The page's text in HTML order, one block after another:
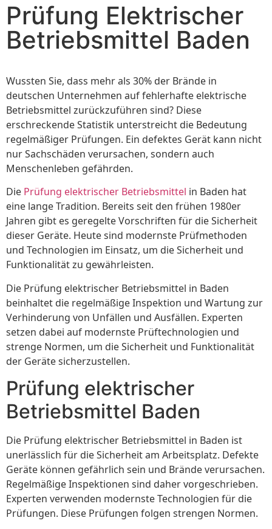
Prüfung Elektrischer
Betriebsmittel Baden
Wussten Sie, dass mehr als 30% der Brände in
deutschen Unternehmen auf fehlerhafte elektrische
Betriebsmittel zurückzuführen sind? Diese
erschreckende Statistik unterstreicht die Bedeutung
regelmäßiger Prüfungen. Ein defektes Gerät kann nicht
nur Sachschäden verursachen, sondern auch
Menschenleben gefährden.
Die Prüfung elektrischer Betriebsmittel in Baden hat
eine lange Tradition. Bereits seit den frühen 1980er
Jahren gibt es geregelte Vorschriften für die Sicherheit
dieser Geräte. Heute sind modernste Prüfmethoden
und Technologien im Einsatz, um die Sicherheit und
Funktionalität zu gewährleisten.
Die Prüfung elektrischer Betriebsmittel in Baden
beinhaltet die regelmäßige Inspektion und Wartung zur
Verhinderung von Unfällen und Ausfällen. Experten
setzen dabei auf modernste Prüftechnologien und
strenge Normen, um die Sicherheit und Funktionalität
der Geräte sicherzustellen.
Prüfung elektrischer
Betriebsmittel Baden
Die Prüfung elektrischer Betriebsmittel in Baden ist
unerlässlich für die Sicherheit am Arbeitsplatz. Defekte
Geräte können gefährlich sein und Brände verursachen.
Regelmäßige Inspektionen sind daher vorgeschrieben.
Experten verwenden modernste Technologien für die
Prüfungen. Diese Prüfungen folgen strengen Normen.